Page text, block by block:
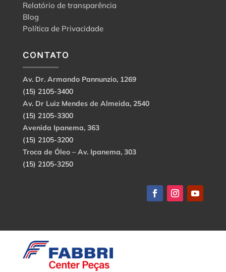
Relatório de transparência
Blog
Política de Privacidade
CONTATO
Av. Dr. Armando Pannunzio, 1269
(15) 2105-3400
Av. Dr Luiz Mendes de Almeida, 2540
(15) 2105-3300
Avenida Ipanema, 363
(15) 2105-3200
Troca de Óleo – Av. Ipanema, 303
(15) 2105-3250